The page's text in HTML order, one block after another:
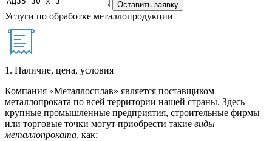
Услуги по обработке металлопродукции
1. Наличие, цена, условия
Компания «Металлосплав» является поставщиком
металлопроката по всей территории нашей страны. Здесь
крупные промышленные предприятия, строительные фирмы
или торговые точки могут приобрести такие виды
металлопроката, как: